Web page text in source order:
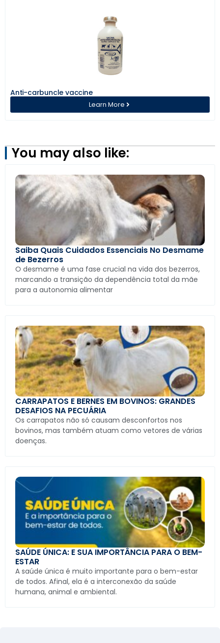
Learn More
Anti-carbuncle vaccine
You may also like:
Saiba Quais Cuidados Essenciais No Desmame
de Bezerros
O desmame é uma fase crucial na vida dos bezerros,
marcando a transição da dependência total da mãe
para a autonomia alimentar
CARRAPATOS E BERNES EM BOVINOS: GRANDES
DESAFIOS NA PECUÁRIA
Os carrapatos não só causam desconfortos nos
bovinos, mas também atuam como vetores de várias
doenças.
SAÚDE ÚNICA: E SUA IMPORTÂNCIA PARA O BEM-
ESTAR
A saúde única é muito importante para o bem-estar
de todos. Afinal, ela é a interconexão da saúde
humana, animal e ambiental.